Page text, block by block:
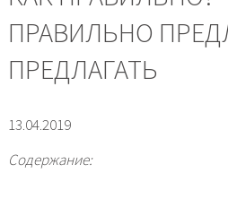
ПРАВИЛЬНО
ПРЕДЛАГАТЬ
13.04.2019
Содержание: